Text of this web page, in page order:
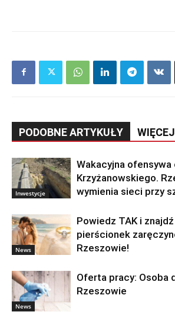
PODOBNE ARTYKUŁY
Inwestycje
Wakacyjna ofensywa
Krzyżanowskiego.
wymienia sieci przy
News
Powiedz TAK i
pierścionek
Rzeszowie!
News
Oferta pracy: Osoba
Rzeszowie